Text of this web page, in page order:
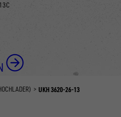
UKH 3620-26-13